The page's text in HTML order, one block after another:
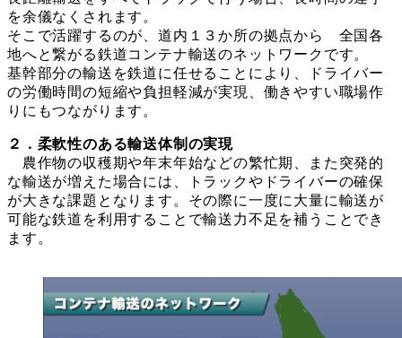
を余儀なくされます。
そこで活躍するのが、道内１３か所の拠点から 全国各
地へと繋がる鉄道コンテナ輸送のネットワークです。
基幹部分の輸送を鉄道に任せることにより、ドライバー
の労働時間の短縮や負担軽減が実現、働きやすい職場作
りにもつながります。
２．柔軟性のある輸送体制の実現
農作物の収穫期や年末年始などの繁忙期、また突発的
な輸送が増えた場合には、トラックやドライバーの確保
が大きな課題となります。その際に一度に大量に輸送が
可能な鉄道を利用することで輸送力不足を補うことでき
ます。